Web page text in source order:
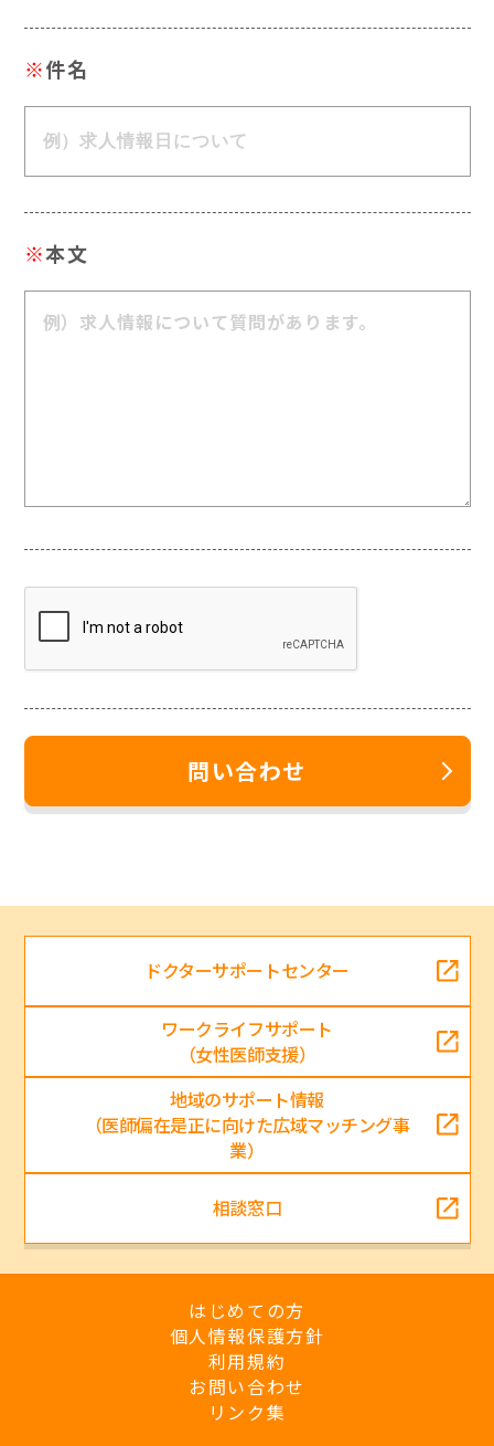
※件名
※本文
問い合わせ
ドクターサポートセンター
ワークライフサポート
（女性医師支援）
地域のサポート情報
（医師偏在是正に向けた広域マッチング事
業）
相談窓口
はじめての方
個人情報保護方針
利用規約
お問い合わせ
リンク集